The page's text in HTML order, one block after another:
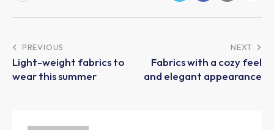
PREVIOUS
Light-weight fabrics to
wear this summer
NEXT
Fabrics with a cozy feel
and elegant appearance